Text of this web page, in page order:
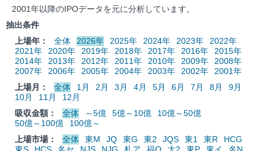
2001年以降のIPOデータを元に分析しています。
抽出条件
上場年：
全体 2026年 2025年 2024年 2023年
2022年
2021年
2020年 2019年 2018年 2017年 2016年
2015年
2014年
2013年 2012年 2011年 2010年 2009年
2008年
2007年
2006年 2005年 2004年 2003年 2002年
2001年
上場月：
全体 1月 2月 3月 4月 5月 6月 7月 8月
9月
10月
11月
12月
吸収金額：
全体 ～5億 5億～10億
10億～50億
50億～100億
100億～
上場市場：
全体 東M JQ 東G 東2 JQS 東1 東R
HCG